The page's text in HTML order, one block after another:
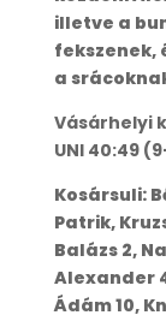
illetve a
fekszenek,
a
Vásárhelyi
UNI 40:49 (9-
Kosársuli:
Patrik,
Balázs 2,
Alexander
Ádám 10,